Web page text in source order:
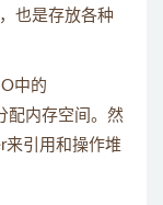
也是存放各种
中的
配内存空间。然
来引用和操作堆